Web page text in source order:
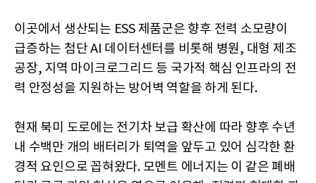
이곳에서 생산되는 ESS 제품군은 향후 전력 소모량이
급증하는 첨단 AI 데이터센터를 비롯해 병원, 대형 제조
공장, 지역 마이크로그리드 등 국가적 핵심 인프라의 전
력 안정성을 지원하는 방어벽 역할을 하게 된다.
현재 북미 도로에는 전기차 보급 확산에 따라 향후 수년
내 수백만 개의 배터리가 퇴역을 앞두고 있어 심각한 환
경적 요인으로 꼽혀왔다. 모멘트 에너지는 이 같은 폐배